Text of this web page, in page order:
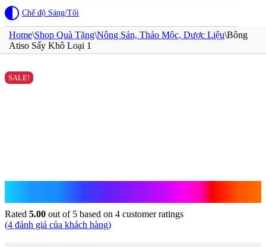
Chế độ Sáng/Tối
Home\Shop Quà Tặng\Nông Sản, Thảo Mộc, Dược Liệu\Bông
Atiso Sấy Khô Loại 1
SALE!
Rated 5.00 out of 5 based on 4 customer ratings
(4 đánh giá của khách hàng)